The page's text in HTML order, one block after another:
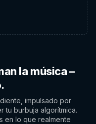
la música –
impulsado por
tu burbuja algorítmica.
en lo que realmente